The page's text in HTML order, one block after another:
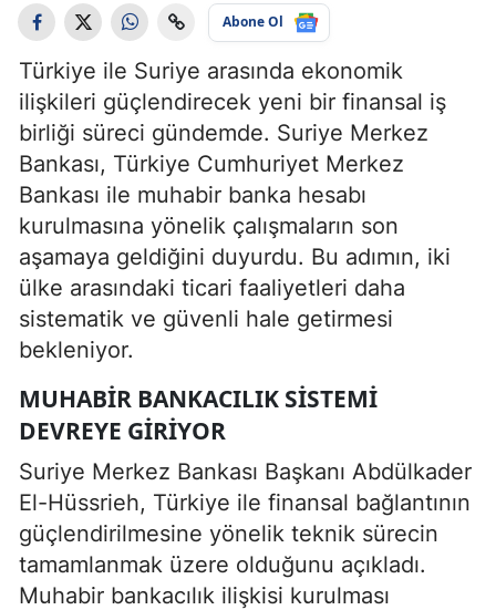
Abone Ol
Türkiye ile Suriye arasında ekonomik
ilişkileri güçlendirecek yeni bir finansal iş
birliği süreci gündemde. Suriye Merkez
Bankası, Türkiye Cumhuriyet Merkez
Bankası ile muhabir banka hesabı
kurulmasına yönelik çalışmaların son
aşamaya geldiğini duyurdu. Bu adımın, iki
ülke arasındaki ticari faaliyetleri daha
sistematik ve güvenli hale getirmesi
bekleniyor.
MUHABIR BANKACILIK SISTEMI
DEVREYE GIRIYOR
Suriye Merkez Bankası Başkanı Abdülkader
El-Hüssrieh, Türkiye ile finansal bağlantının
güçlendirilmesine yönelik teknik sürecin
tamamlanmak üzere olduğunu açıkladı.
Muhabir bankacılık ilişkisi kurulması